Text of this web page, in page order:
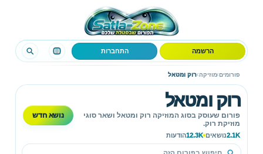
הרשמה התחברות
פורומים›מוזיקה›רוק ומטאל
רוק ומטאל
פורום שעוסק בסוג המוזיקה רוק ומטאל ושאר סוגי
מוזיקת רוק.
2.1Kנושאים 12.3Kהודעות
נושא חדש